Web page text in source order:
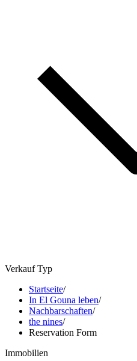
Verkauf Typ
Startseite/
In El Gouna leben/
Nachbarschaften/
the nines/
Reservation Form
Immobilien